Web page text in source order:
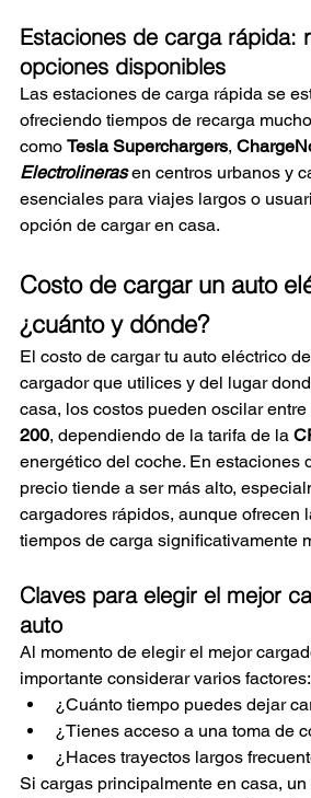
Estaciones de carga rápida:
opciones disponibles
Las estaciones de carga rápida se
ofreciendo tiempos de recarga
como Tesla Superchargers,
Electrolineras en centros urbanos y
esenciales para viajes largos o
opción de cargar en casa.
Costo de cargar un auto
¿cuánto y dónde?
El costo de cargar tu auto eléctrico
cargador que utilices y del lugar
casa, los costos pueden oscilar entre
200, dependiendo de la tarifa de la
energético del coche. En estaciones
precio tiende a ser más alto,
cargadores rápidos, aunque ofrecen
tiempos de carga significativamente
Claves para elegir el mejor
auto
Al momento de elegir el mejor
importante considerar varios factores:
¿Cuánto tiempo puedes dejar
¿Tienes acceso a una toma de
¿Haces trayectos largos
Si cargas principalmente en casa, un